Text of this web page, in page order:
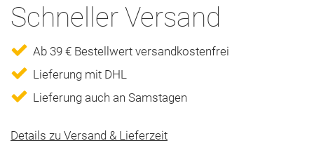
Schneller Versand
Ab 39 € Bestellwert versandkostenfrei
Lieferung mit DHL
Lieferung auch an Samstagen
Details zu Versand & Lieferzeit